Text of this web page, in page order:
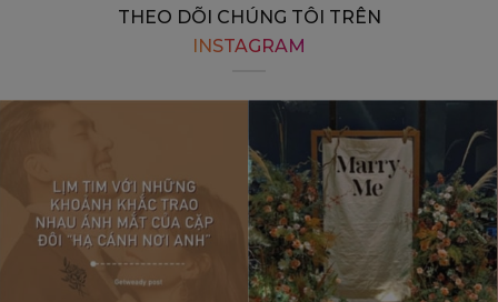
THEO DÕI CHÚNG TÔI TRÊN
INSTAGRAM